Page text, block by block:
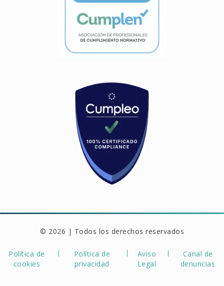
© 2026 | Todos los derechos reservados
Política de
cookies
Política de
privacidad
Aviso
Legal
Canal de
denuncias